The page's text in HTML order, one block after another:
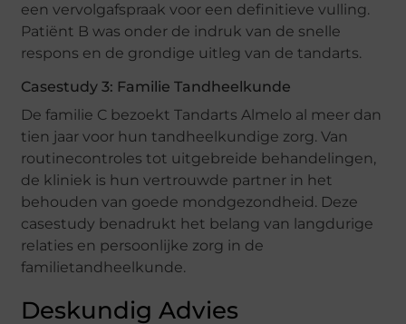
een vervolgafspraak voor een definitieve vulling.
Patiënt B was onder de indruk van de snelle
respons en de grondige uitleg van de tandarts.
Casestudy 3: Familie Tandheelkunde
De familie C bezoekt Tandarts Almelo al meer dan
tien jaar voor hun tandheelkundige zorg. Van
routinecontroles tot uitgebreide behandelingen,
de kliniek is hun vertrouwde partner in het
behouden van goede mondgezondheid. Deze
casestudy benadrukt het belang van langdurige
relaties en persoonlijke zorg in de
familietandheelkunde.
Deskundig Advies